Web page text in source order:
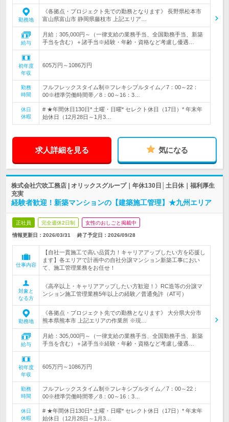
勤務地
《各拠点・プロジェクト先での勤務となります》 長野県松本市
富山県富山市 静岡県藤枝市 上記エリア…
給与
月給：305,000円～（一律支給の業務手当、全国勤務手当、新築
手当を含む）＋諸手当※経験・年齢・資格など考慮し優遇…
初年度
年収
605万円～1086万円
勤務
時間
フルフレックスタイム制※フレキシブルタイム／7：00～22：
00※標準労働時間帯／8：00～16：3…
休日
休暇
# ★年間休日130日* 土曜・日曜* セレクト休日（17日）* 年末年
始休日（12月28日～1月3…
求人詳細を見る 気になる
株式会社穴吹工務店 | オリックスグループ｜年休130日│土日休｜福利厚生
充実
経験者歓迎！新築マンションの【建築施工管理】★九州エリア
正社員 完全週休2日制 女性のおしごと掲載中
情報更新日：2026/03/31 終了予定日： 2026/09/28
仕事内容
【自社一貫施工で高い品質力！キャリアアップしたい方を応援し
ます】各エリアで計画中の自社分譲マンション新築工事におい
て、施工管理業務をお任せ！
対象と
なる方
《高卒以上・キャリアアップしたい方歓迎！》RC造等の分譲マ
ンション施工管理業務5年以上の経験／普通免許（AT可）
勤務地
《各拠点・プロジェクト先での勤務となります》 大分県大分市
熊本県熊本市 上記エリアの作業所 ※現…
給与
月給：305,000円～（一律支給の業務手当、全国勤務手当、新築
手当を含む）＋諸手当※経験・年齢・資格など考慮し優遇…
初年度
年収
605万円～1086万円
勤務
時間
フルフレックスタイム制※フレキシブルタイム／7：00～22：
00※標準労働時間帯／8：00～16：3…
休日
休暇
# ★年間休日130日* 土曜・日曜* セレクト休日（17日）* 年末年
始休日（12月28日～1月3…